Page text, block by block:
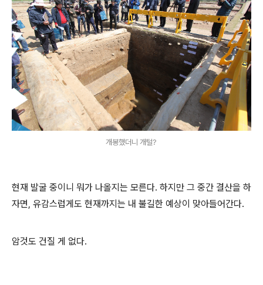
개봉했더니 개털?
현재 발굴 중이니 뭐가 나올지는 모른다. 하지만 그 중간 결산을 하
자면, 유감스럽게도 현재까지는 내 불길한 예상이 맞아들어간다.
암것도 건질 게 없다.